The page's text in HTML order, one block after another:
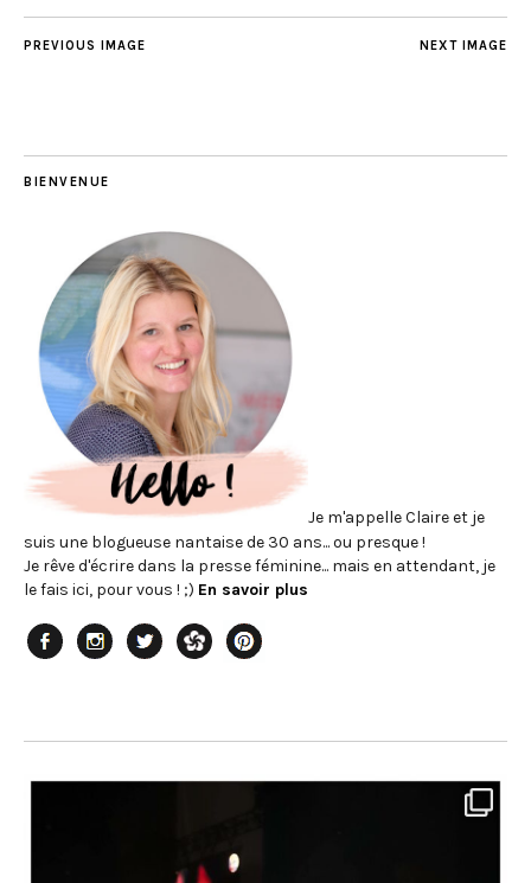
NEXT IMAGE
PREVIOUS IMAGE
BIENVENUE
Je m'appelle Claire et je
suis une blogueuse nantaise de 30 ans... ou presque !
Je rêve d'écrire dans la presse féminine... mais en attendant, je
le fais ici, pour vous ! ;) En savoir plus